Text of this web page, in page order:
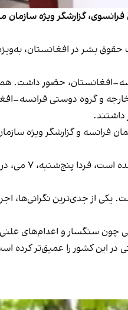
گزارشگر ویژه
و راه‌حل سیاسی»، وضعیت حقوق بشر در
حضور داشت.
و گروه دوستی
فرانسه و گزارشگر ویژه
این کنفرانس که به
یکی از جدی‌ترین نگرانی‌ها،
در این کشور را عمیق‌تر کرده